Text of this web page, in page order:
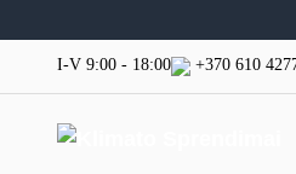
to
I-V 9:00 - 18:00 +370 610